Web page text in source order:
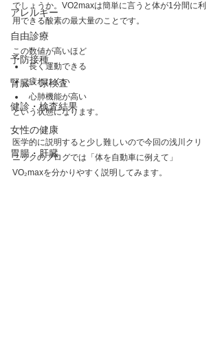
アレルギー
自由診療
予防接種
腎臓・尿検査
健診・検査結果
女性の健康
胃腸・肝臓
でしょうか。VO2maxは簡単に言うと体が1分間に利
用できる酸素の最大量のことです。
この数値が高いほど
長く運動できる
疲れにくい
心肺機能が高い
という状態になります。
医学的に説明すると少し難しいので今回の浅川クリ
ニックのブログでは「体を自動車に例えて」
VO₂maxを分かりやすく説明してみます。